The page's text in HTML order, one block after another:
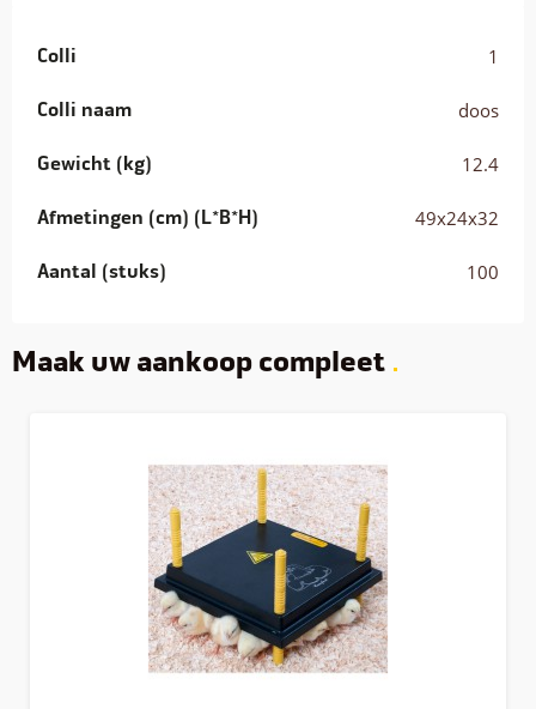
Colli 1
Colli naam doos
Gewicht (kg) 12.4
Afmetingen (cm) (L*B*H) 49x24x32
Aantal (stuks) 100
Maak uw aankoop compleet